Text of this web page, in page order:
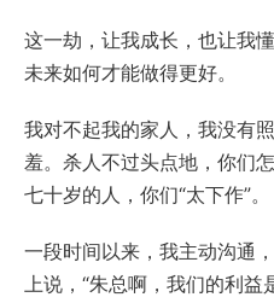
这一劫，让我成长，也让我
未来如何才能做得更好。
我对不起我的家人，我没有
羞。杀人不过头点地，你们
七十岁的人，你们“太下作”。
一段时间以来，我主动沟通
上说，“朱总啊，我们的利益